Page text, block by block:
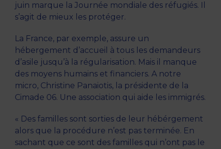
juin marque la Journée mondiale des réfugiés. Il
s’agit de mieux les protéger.
La France, par exemple, assure un
hébergement d’accueil à tous les demandeurs
d’asile jusqu’à la régularisation. Mais il manque
des moyens humains et financiers. A notre
micro, Christine Panaiotis, la présidente de la
Cimade 06. Une association qui aide les immigrés.
« Des familles sont sorties de leur hébérgement
alors que la procédure n’est pas terminée. En
sachant que ce sont des familles qui n’ont pas le